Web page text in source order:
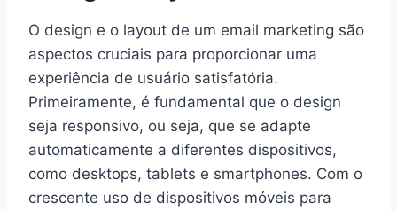
O design e o layout de um email marketing são
aspectos cruciais para proporcionar uma
experiência de usuário satisfatória.
Primeiramente, é fundamental que o design
seja responsivo, ou seja, que se adapte
automaticamente a diferentes dispositivos,
como desktops, tablets e smartphones. Com o
crescente uso de dispositivos móveis para